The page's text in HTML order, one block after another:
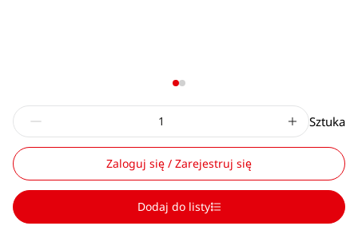
Sztuka
Zaloguj się / Zarejestruj się
Dodaj do listy